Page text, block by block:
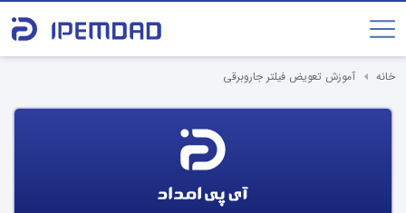
خانه آموزش تعویض فیلتر جاروبرقی